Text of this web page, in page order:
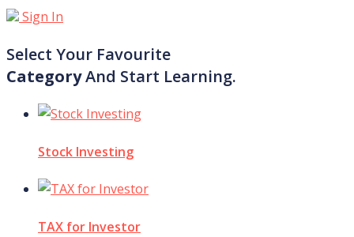
Sign In
Select Your Favourite
CategoryAnd Start Learning.
Stock Investing
TAX for Investor